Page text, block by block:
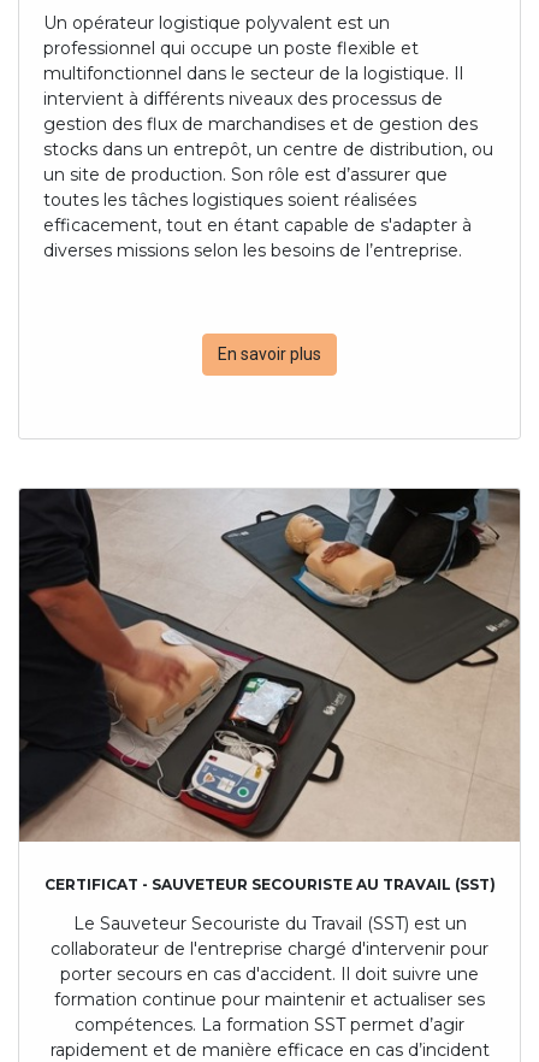
Un opérateur logistique polyvalent est un
professionnel qui occupe un poste flexible et
multifonctionnel dans le secteur de la logistique. Il
intervient à différents niveaux des processus de
gestion des flux de marchandises et de gestion des
stocks dans un entrepôt, un centre de distribution, ou
un site de production. Son rôle est d’assurer que
toutes les tâches logistiques soient réalisées
efficacement, tout en étant capable de s'adapter à
diverses missions selon les besoins de l’entreprise.
En savoir plus
CERTIFICAT - SAUVETEUR SECOURISTE AU TRAVAIL (SST)
Le Sauveteur Secouriste du Travail (SST) est un
collaborateur de l'entreprise chargé d'intervenir pour
porter secours en cas d'accident. Il doit suivre une
formation continue pour maintenir et actualiser ses
compétences. La formation SST permet d’agir
rapidement et de manière efficace en cas d’incident